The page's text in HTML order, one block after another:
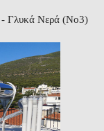
- Γλυκά Νερά (Νο3)